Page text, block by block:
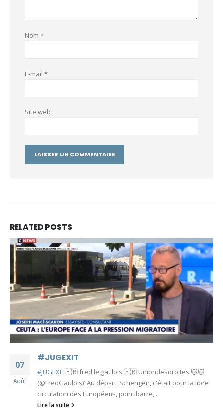
Nom *
E-mail *
Site web
RELATEDPOSTS
07
Août
#JUGEXIT
#JUGEXIT🇫🇷 fred le gaulois 🇫🇷 Uniondesdroites 🐱🐱
(@FredGaulois)"Au départ, Schengen, c'était pour la libre
circulation des Européens, point barre,...
Lire la suite